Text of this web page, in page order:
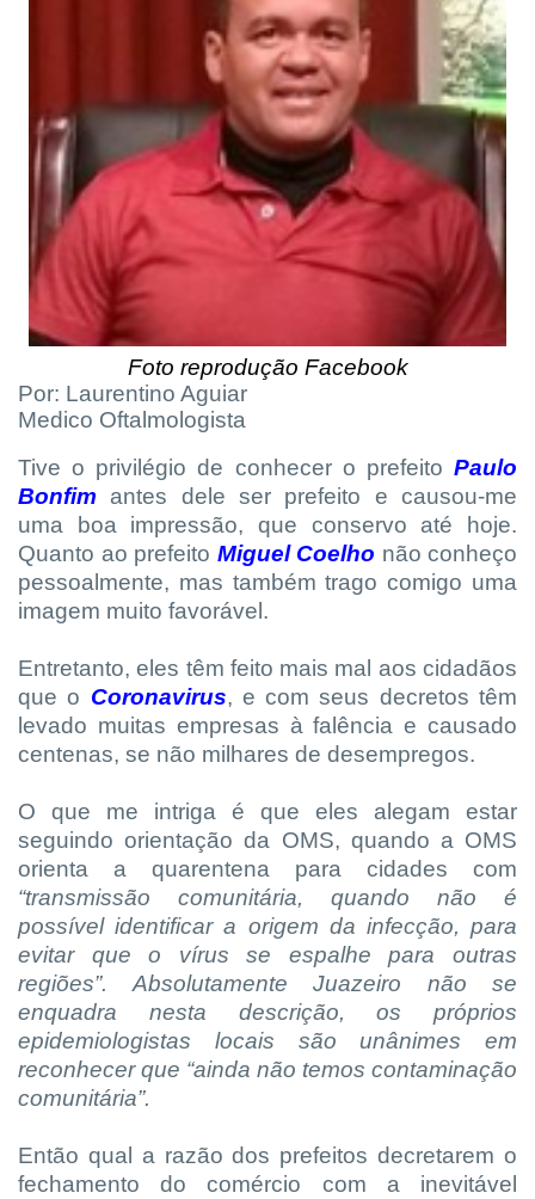
Foto reprodução Facebook
Por: Laurentino Aguiar
Medico Oftalmologista
Tive o privilégio de conhecer o prefeito Paulo
Bonfim antes dele ser prefeito e causou-me
uma boa impressão, que conservo até hoje.
Quanto ao prefeito Miguel Coelho não conheço
pessoalmente, mas também trago comigo uma
imagem muito favorável.
Entretanto, eles têm feito mais mal aos cidadãos
que o Coronavirus, e com seus decretos têm
levado muitas empresas à falência e causado
centenas, se não milhares de desempregos.
O que me intriga é que eles alegam estar
seguindo orientação da OMS, quando a OMS
orienta a quarentena para cidades com
“transmissão comunitária, quando não é
possível identificar a origem da infecção, para
evitar que o vírus se espalhe para outras
regiões”. Absolutamente Juazeiro não se
enquadra nesta descrição, os próprios
epidemiologistas locais são unânimes em
reconhecer que “ainda não temos contaminação
comunitária”.
Então qual a razão dos prefeitos decretarem o
fechamento do comércio com a inevitável